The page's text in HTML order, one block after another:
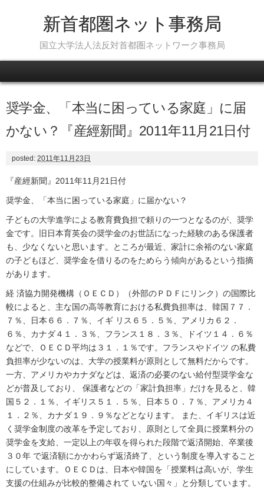
新首都圏ネット事務局
国立大学法人法反対首都圏ネットワーク事務局
奨学金、「本当に困っている家庭」に届
かない？『産經新聞』2011年11月21日付
posted: 2011年11月23日
『産經新聞』2011年11月21日付
奨学金、「本当に困っている家庭」に届かない？
子どもの大学進学による教育費負担で頼りの一つとなるのが、奨学
金です。旧日本育英会の奨学金のお世話になった経験のある保護者
も、少なくないと思います。ところが最近、家計に余裕のない家庭
の子どもほど、奨学金を借りるのをためらう傾向があるという指摘
があります。
経 済協力開発機構（ＯＥＣＤ）（外部のＰＤＦにリンク）の国際比
較によると、主な国の高等教育における私費負担率は、韓国７７．
７％、日本６６．７％、イギ リス６５．５％、アメリカ６２．
６％、カナダ４１．３％、フランス１８．３％、ドイツ１４．６％
などで、ＯＥＣＤ平均は３１．１％です。フランスやドイツ の私費
負担率が少ないのは、大学の授業料が原則として無料だからです。
一方、アメリカやカナダなどは、返済の必要のない給付型奨学金な
どが普及しており、 保護者などの「家計負担率」だけを見ると、韓
国５２．１％、イギリス５１．５％、日本５０．７％、アメリカ４
１．２％、カナダ１９．９％などとなります。 また、イギリスは近
く奨学金制度の改革を予定しており、原則として全員に授業料分の
奨学金を支給、一定以上の年収を得られた段階で返済開始、卒業後
３０年 で返済額にかかわらず返済終了、という制度を導入すること
にしています。ＯＥＣＤは、日本や韓国を「授業料は高いが、学生
支援の仕組みが比較的整備されて いない国々」と分類しています。